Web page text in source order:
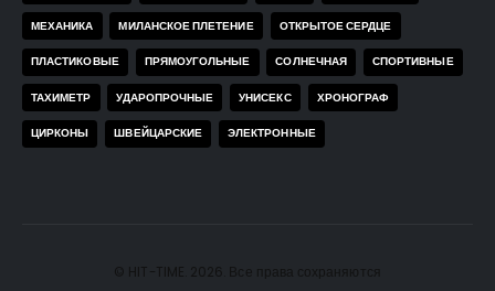
МЕХАНИКА МИЛАНСКОЕ ПЛЕТЕНИЕ ОТКРЫТОЕ СЕРДЦЕ
ПЛАСТИКОВЫЕ ПРЯМОУГОЛЬНЫЕ СОЛНЕЧНАЯ СПОРТИВНЫЕ
ТАХИМЕТР УДАРОПРОЧНЫЕ УНИСЕКС ХРОНОГРАФ
ЦИРКОНЫ ШВЕЙЦАРСКИЕ ЭЛЕКТРОННЫЕ
© HIT-TIME. 2026. Все права сохраняются